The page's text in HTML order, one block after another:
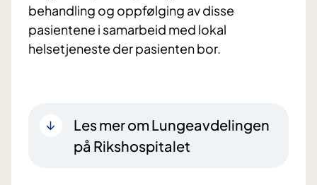
behandling og oppfølging av disse
pasientene i samarbeid med lokal
helsetjeneste der pasienten bor.
Les mer om Lungeavdelingen
på Rikshospitalet